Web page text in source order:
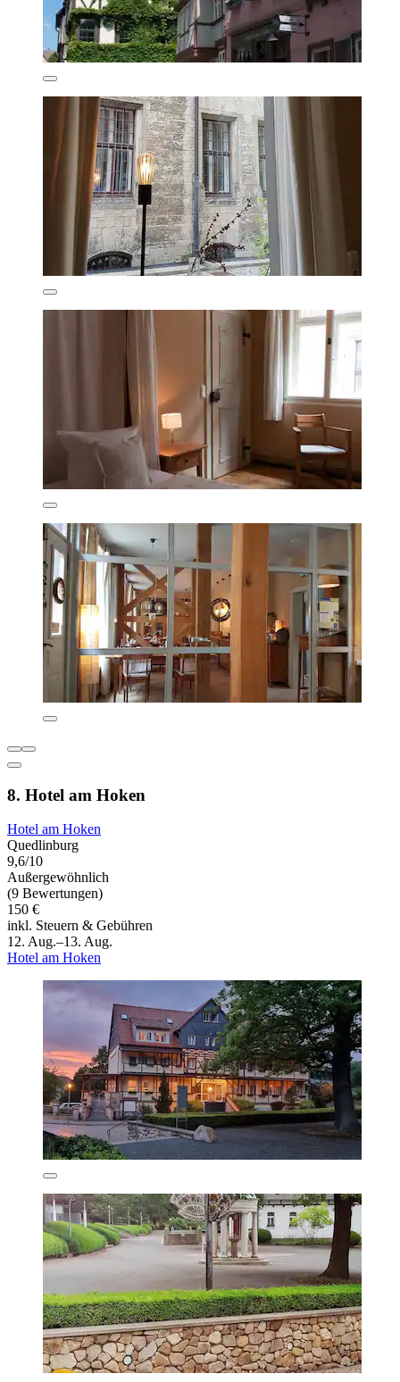
8. Hotel am Hoken
Hotel am Hoken
Quedlinburg
9,6/10
Außergewöhnlich
(9 Bewertungen)
150 €
inkl. Steuern & Gebühren
12. Aug.–13. Aug.
Hotel am Hoken